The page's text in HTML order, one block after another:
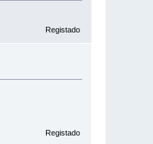
Registado
Registado